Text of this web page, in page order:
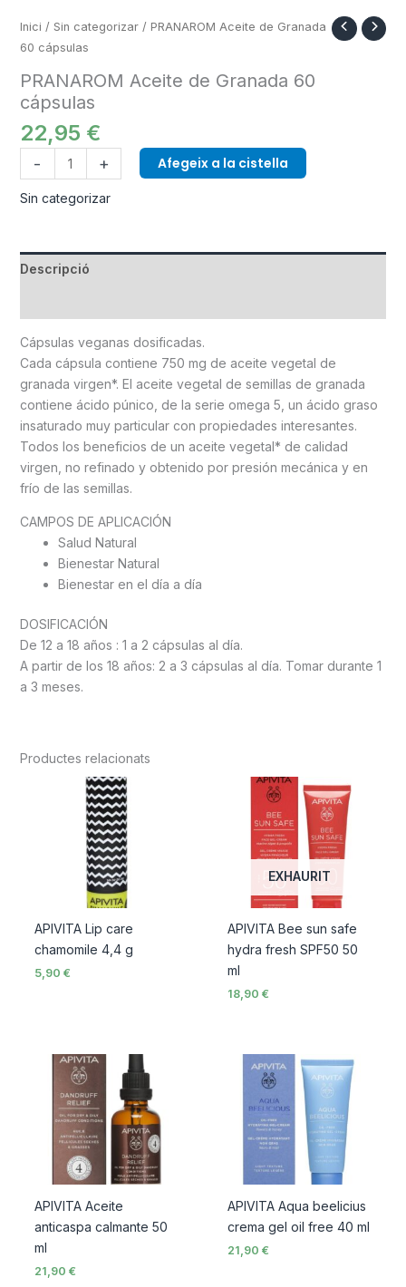
Inici / Sin categorizar/ PRANAROM Aceite de Granada
60 cápsulas
PRANAROM Aceite de Granada 60
cápsulas
22,95 €
- + Afegeix a la cistella
Sin categorizar
Descripció
Cápsulas veganas dosificadas.
Cada cápsula contiene 750 mg de aceite vegetal de
granada virgen*. El aceite vegetal de semillas de granada
contiene ácido púnico, de la serie omega 5, un ácido graso
insaturado muy particular con propiedades interesantes.
Todos los beneficios de un aceite vegetal* de calidad
virgen, no refinado y obtenido por presión mecánica y en
frío de las semillas.
CAMPOS DE APLICACIÓN
Salud Natural
Bienestar Natural
Bienestar en el día a día
DOSIFICACIÓN
De 12 a 18 años : 1 a 2 cápsulas al día.
A partir de los 18 años: 2 a 3 cápsulas al día. Tomar durante 1
a 3 meses.
Productes relacionats
APIVITA Lip care
chamomile 4,4 g
5,90€
EXHAURIT
APIVITA Bee sun safe
hydra fresh SPF50 50
ml
18,90 €
APIVITA Aceite
anticaspa calmante 50
ml
21,90€
APIVITA Aqua beelicius
crema gel oil free 40 ml
21,90 €